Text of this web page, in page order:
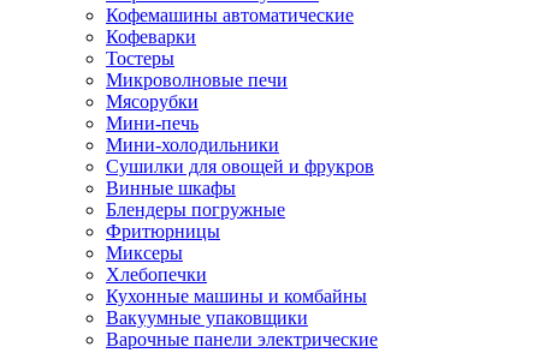
Кофемашины автоматические
Кофеварки
Тостеры
Микроволновые печи
Мясорубки
Мини-печь
Мини-холодильники
Сушилки для овощей и фрукров
Винные шкафы
Блендеры погружные
Фритюрницы
Миксеры
Хлебопечки
Кухонные машины и комбайны
Вакуумные упаковщики
Варочные панели электрические